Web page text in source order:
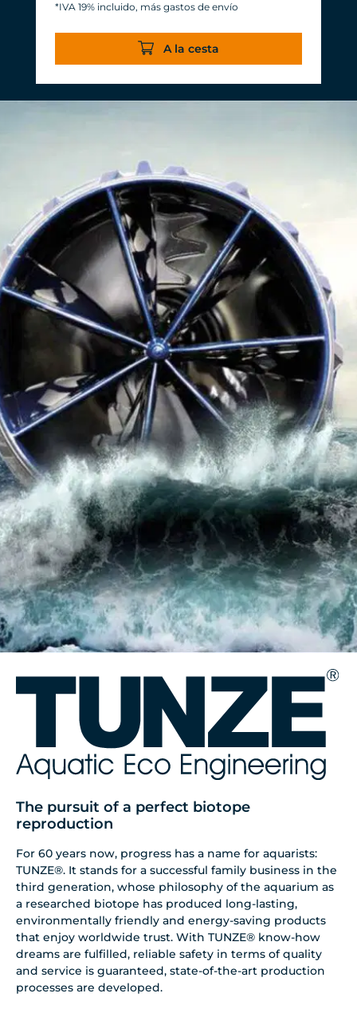
Consumo de energía: 3-11 W a 12 V
Eficiencia superior a 1.000 L/h/W. Con
casi la misma potencia de circulación
se ahorran 20 W de potencia.
Fiabilidad y durabilidad habituales y
duraderas de TUNZE®.
*IVA 19% incluido, más gastos de envío
A la cesta
The pursuit of a perfect biotope
reproduction
For 60 years now, progress has a name for aquarists:
TUNZE®. It stands for a successful family business in the
third generation, whose philosophy of the aquarium as
a researched biotope has produced long-lasting,
environmentally friendly and energy-saving products
that enjoy worldwide trust. With TUNZE® know-how
dreams are fulfilled, reliable safety in terms of quality
and service is guaranteed, state-of-the-art production
processes are developed.